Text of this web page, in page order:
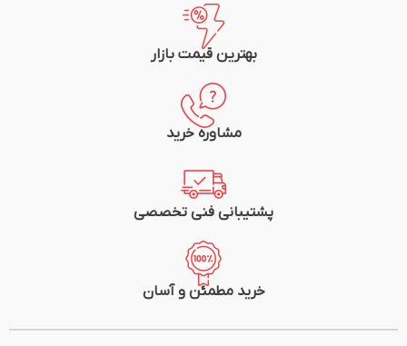
بهترین قیمت بازار
مشاوره خرید
پشتیبانی فنی تخصصی
خرید مطمئن و آسان